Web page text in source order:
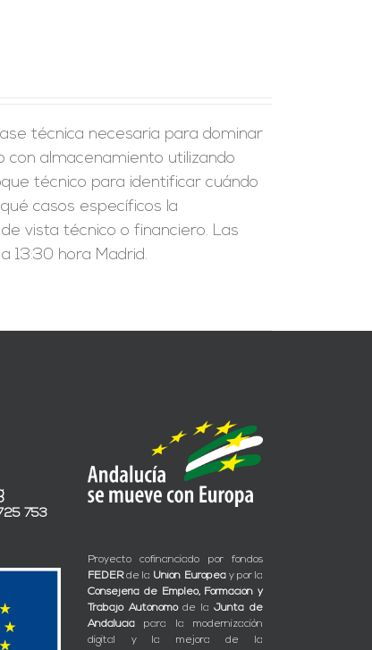
técnica necesaria para dominar
con almacenamiento utilizando
técnico para identificar cuándo
casos específicos la
vista técnico o financiero. Las
13:30 hora Madrid.
753
Proyecto cofinanciado por fondos
FEDERde la Unión Europeay por la
Consejería de Empleo, Formación y
Trabajo Autónomode laJunta de
Andalucía para la modernización
digital y la mejora de la